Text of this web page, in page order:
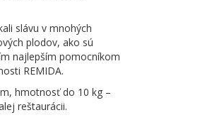
slávu v mnohých
plodov, ako sú
najlepším pomocníkom
REMIDA.
hmotnosť do 10 kg –
reštaurácii.